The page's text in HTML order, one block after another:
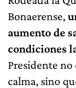
Bonaerense,
aumento de
condiciones
Presidente
calma, sino